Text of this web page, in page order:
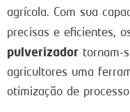
agrícola. Com sua
precisas e eficientes,
pulverizador tornam-
agricultores uma
otimização de